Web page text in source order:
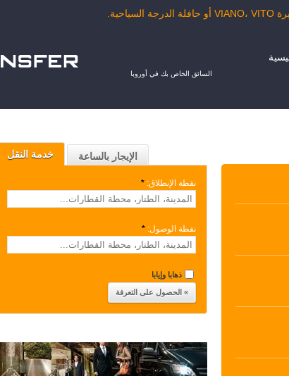
السائق الخاص بك في أوروبا
خدمة النقل الإيجار بالساعة
نقطة الإنطلاق: *
نقطة الوصول: *
ذهابا وإيابا